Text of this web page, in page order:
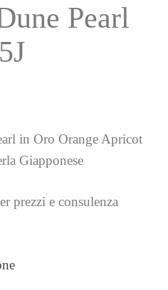
Pearl
in Oro Orange Apricot
Giapponese
prezzi e consulenza